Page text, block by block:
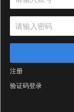
注册
验证码登录